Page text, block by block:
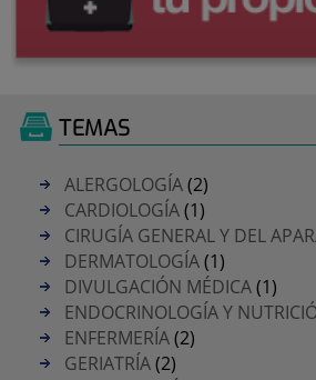
TEMAS
ALERGOLOGÍA(2)
CARDIOLOGÍA(1)
CIRUGÍA GENERAL Y DEL
DERMATOLOGÍA(1)
DIVULGACIÓN MÉDICA(1)
ENDOCRINOLOGÍA Y
ENFERMERÍA(2)
GERIATRÍA(2)